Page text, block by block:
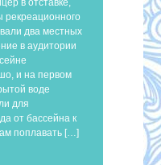
рекреационного
два местных
в аудитории
и на первом
воде
для
от бассейна к
поплавать […]